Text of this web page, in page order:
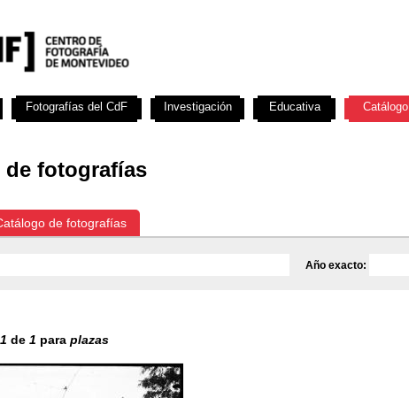
de fotografías
de fotografías
Año exacto:
1 de 1 para plazas
Fotografías del CdF Investigación Educativa Catálogo